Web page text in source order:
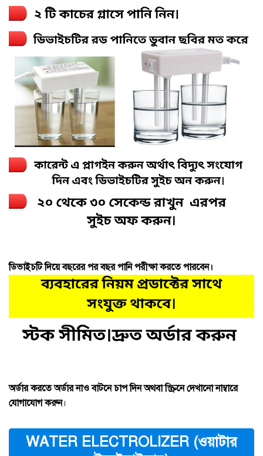
ডিভাইচটি দিয়ে বছরের পর বছর পানি পরীক্ষা করতে পারবেন।
অর্ডার করতে অর্ডার নাও বাটনে চাপ দিন অথবা স্ক্রিনে দেখানো নাম্বারে
যোগাযোগ করুন।
WATER ELECTROLIZER (ওয়াটার